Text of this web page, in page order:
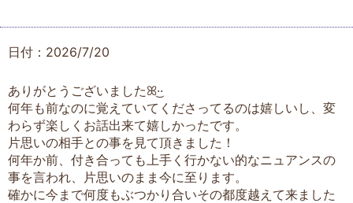
日付：2026/7/20
ありがとうございましたꕤ︎︎·͜·
何年も前なのに覚えていてくださってるのは嬉しいし、変
わらず楽しくお話出来て嬉しかったです。
片思いの相手との事を見て頂きました！
何年か前、付き合っても上手く行かない的なニュアンスの
事を言われ、片思いのまま今に至ります。
確かに今まで何度もぶつかり合いその都度越えて来ました